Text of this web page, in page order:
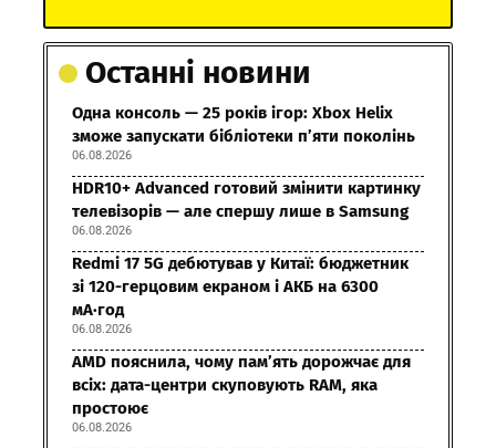
Останні новини
Одна консоль — 25 років ігор: Xbox Helix
зможе запускати бібліотеки п’яти поколінь
06.08.2026
HDR10+ Advanced готовий змінити картинку
телевізорів — але спершу лише в Samsung
06.08.2026
Redmi 17 5G дебютував у Китаї: бюджетник
зі 120-герцовим екраном і АКБ на 6300
мА·год
06.08.2026
AMD пояснила, чому пам’ять дорожчає для
всіх: дата-центри скуповують RAM, яка
простоює
06.08.2026